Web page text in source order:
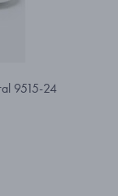
9515-24